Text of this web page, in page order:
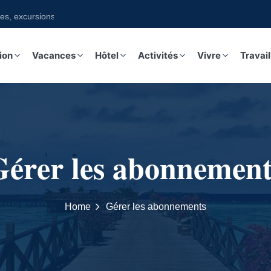
sur notre boutique
Vacances Hôtel Activités Vivre
les
Home Gérer les abonnements